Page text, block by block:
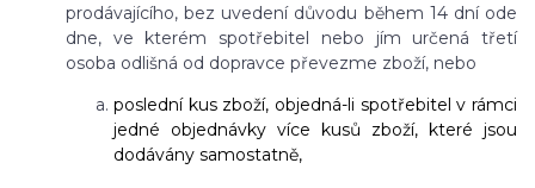
prodávajícího, bez uvedení důvodu během 14 dní ode
dne, ve kterém spotřebitel nebo jím určená třetí
osoba odlišná od dopravce převezme zboží, nebo
poslední kus zboží, objedná-li spotřebitel v rámci
jedné objednávky více kusů zboží, které jsou
dodávány samostatně,